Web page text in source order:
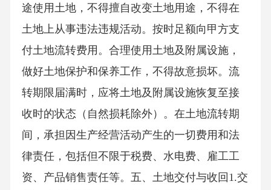
途使用土地，不得擅自改变土地用途，不得在
土地上从事违法违规活动。按时足额向甲方支
付土地流转费用。合理使用土地及附属设施，
做好土地保护和保养工作，不得故意损坏。流
转期限届满时，应将土地及附属设施恢复至接
收时的状态（自然损耗除外）。在土地流转期
间，承担因生产经营活动产生的一切费用和法
律责任，包括但不限于税费、水电费、雇工工
资、产品销售责任等。五、土地交付与收回1.交